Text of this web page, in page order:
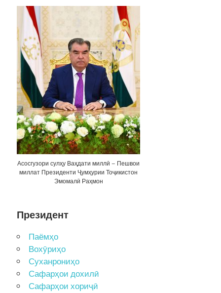
Асосгузори сулҳу Ваҳдати миллӣ – Пешвои
миллат Президенти Ҷумҳурии Тоҷикистон
Эмомалӣ Раҳмон
Президент
Паёмҳо
Вохӯриҳо
Суханрониҳо
Сафарҳои дохилӣ
Сафарҳои хориҷӣ